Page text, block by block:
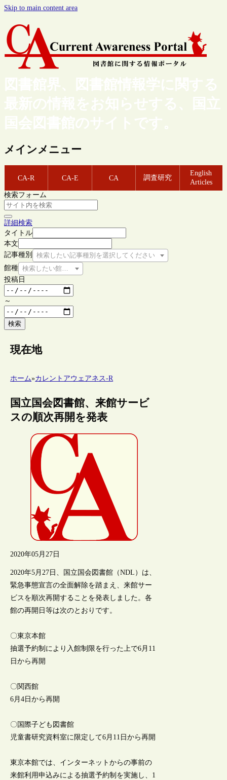
Skip to main content area
図書館界、図書館情報学に関する
最新の情報をお知らせする、国立
国会図書館のサイトです。
メインメニュー
CA-R CA-E CA 調査研究
English
Articles
検索フォーム
詳細検索
タイトル
本文
記事種別
検索したい記事種別を選択してください
館種 検索したい館種を選択してください
投稿日
～
検索
現在地
ホーム»カレントアウェアネス-R
国立国会図書館、来館サービ
スの順次再開を発表
2020年05月27日
2020年5月27日、国立国会図書館（NDL）は、
緊急事態宣言の全面解除を踏まえ、来館サー
ビスを順次再開することを発表しました。各
館の再開日等は次のとおりです。
〇東京本館
抽選予約制により入館制限を行った上で6月11
日から再開
〇関西館
6月4日から再開
〇国際子ども図書館
児童書研究資料室に限定して6月11日から再開
東京本館では、インターネットからの事前の
来館利用申込みによる抽選予約制を実施し、1